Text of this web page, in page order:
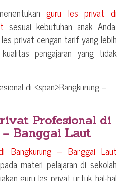
guru les privat di
sesuai kebutuhan anak Anda.
privat dengan tarif yang lebih
pengajaran yang tidak
Profesional di
Banggai Laut
Bangkurung – Banggai Laut
materi pelajaran di sekolah
guru les privat untuk hal-hal